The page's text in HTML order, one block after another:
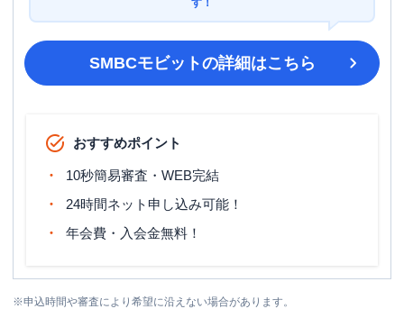
す！
SMBCモビットの詳細はこちら
おすすめポイント
10秒簡易審査・WEB完結
24時間ネット申し込み可能！
年会費・入会金無料！
※申込時間や審査により希望に沿えない場合があります。